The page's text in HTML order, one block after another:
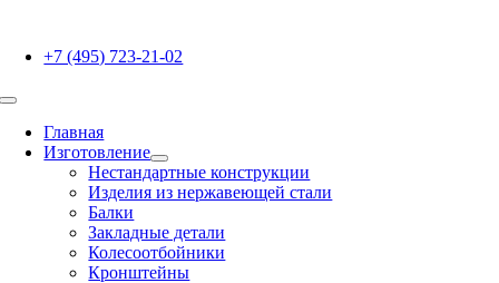
content+7 (495) 723-21-02
Toggle
NavigationГлавная
Изготовление
Нестандартные конструкции
Изделия из нержавеющей стали
Балки
Закладные детали
Колесоотбойники
Кронштейны